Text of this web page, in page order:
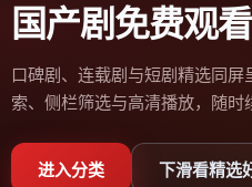
国产剧免费观
口碑剧、连载剧与短剧精选同
索、侧栏筛选与高清播放，随时
进入分类 下滑看精选